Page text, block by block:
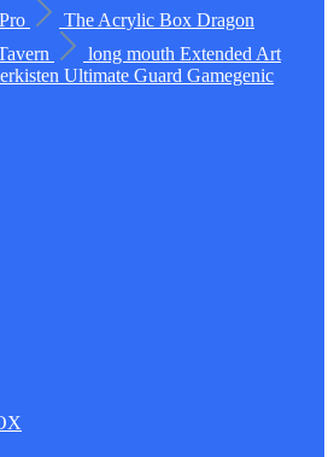
The Acrylic Box Dragon
long mouth Extended Art
Ultimate Guard Gamegenic